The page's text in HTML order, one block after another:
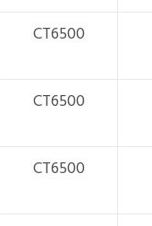
CT6500
CT6500
CT6500